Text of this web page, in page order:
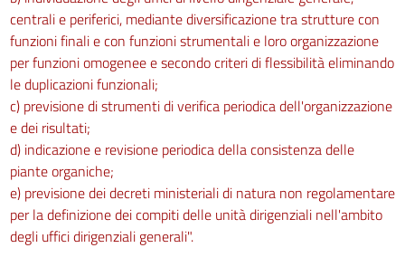
centrali e periferici, mediante diversificazione tra strutture con
funzioni finali e con funzioni strumentali e loro organizzazione
per funzioni omogenee e secondo criteri di flessibilità eliminando
le duplicazioni funzionali;
c) previsione di strumenti di verifica periodica dell'organizzazione
e dei risultati;
d) indicazione e revisione periodica della consistenza delle
piante organiche;
e) previsione dei decreti ministeriali di natura non regolamentare
per la definizione dei compiti delle unità dirigenziali nell'ambito
degli uffici dirigenziali generali".